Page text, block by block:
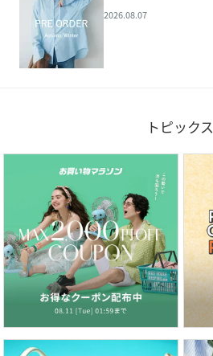
2026.08.07
トピックス